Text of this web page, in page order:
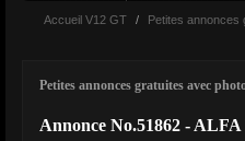
Accueil V12 GT / Petites annonces
Petites annonces gratuites avec
Annonce No.51862 -